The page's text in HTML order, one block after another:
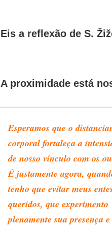
Eis a reflexão de S.
A proximidade está
Esperamos que o
corporal fortaleça a
de nosso vínculo com os
É justamente agora,
tenho que evitar meus
queridos, que experimento
plenamente sua presença